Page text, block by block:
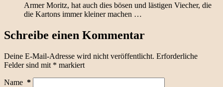
Armer Moritz, hat auch dies bösen und lästigen Viecher, die
die Kartons immer kleiner machen …
Schreibe einen Kommentar
Deine E-Mail-Adresse wird nicht veröffentlicht. Erforderliche
Felder sind mit * markiert
Name *